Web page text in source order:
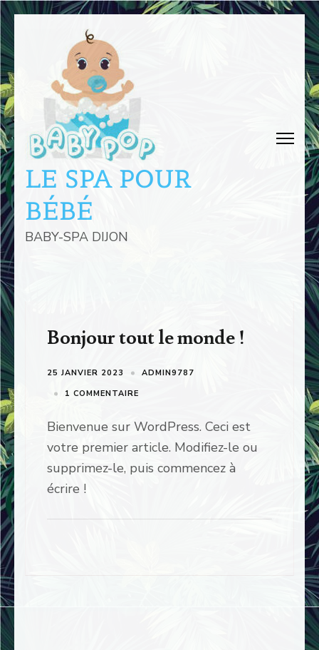
Aller
contenu
(Pressez
Entrée)
LE SPA POUR
BÉBÉ
BABY-SPA DIJON
Bonjour tout le monde !
25 JANVIER 2023
ADMIN9787
1 COMMENTAIRE
Bienvenue sur WordPress. Ceci est
votre premier article. Modifiez-le ou
supprimez-le, puis commencez à
écrire !